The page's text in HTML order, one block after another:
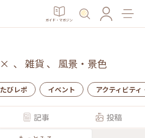
ガイド・マガジン
× 、 雑貨 、 風景・景色
たびレポ イベント アクティビティ
記事 投稿